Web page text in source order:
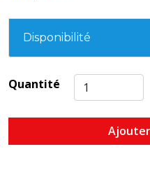
standard
🔹Design: Discret et
aux environnements
🔹Entretien
: Simple et
Disponibilité
Quantité